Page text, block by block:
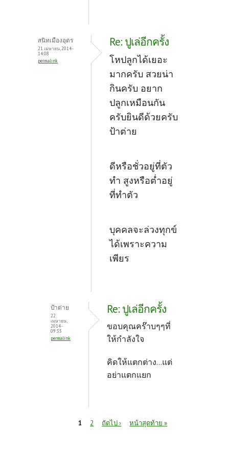
สนิทเมืองอุดร
21 เมษายน, 2014 -
14:08
permalink
Re: ปูเล่อีกครั้ง
โหปลูกได้เยอะ
มากครับ สวยน่า
กินครับ อยาก
ปลูกเหมือนกัน
ครับยินดีด้วยครับ
ป้าต่าย
ดีหรือชั่วอยู่ที่ตัว
ทำ สูงหรือต่ำอยู่
ที่ทำตัว
บุคคลจะล่วงทุกข์
ได้เพราะความ
เพียร
ป้าต่าย
22
เมษายน,
2014 -
09:35
permalink
Re: ปูเล่อีกครั้ง
ขอบคุณคร๊าบๆๆที่
ให้กำลังใจ
คิดให้แตกต่าง...แต่
อย่าแตกแยก
1 2 ถัดไป › หน้าสุดท้าย »